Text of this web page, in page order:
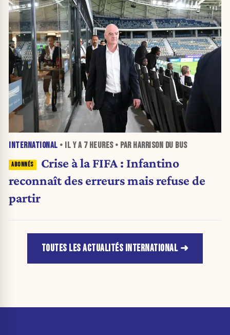
INTERNATIONAL • IL Y A 7 HEURES• PAR HARRISON DU BUS
Crise à la FIFA : Infantino
reconnaît des erreurs mais refuse de
partir
TOUTES LES ACTUALITÉS INTERNATIONAL